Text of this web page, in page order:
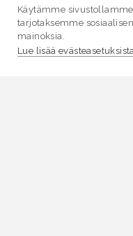
Käytämme
tarjotaksemme
mainoksia.
Lue lisää